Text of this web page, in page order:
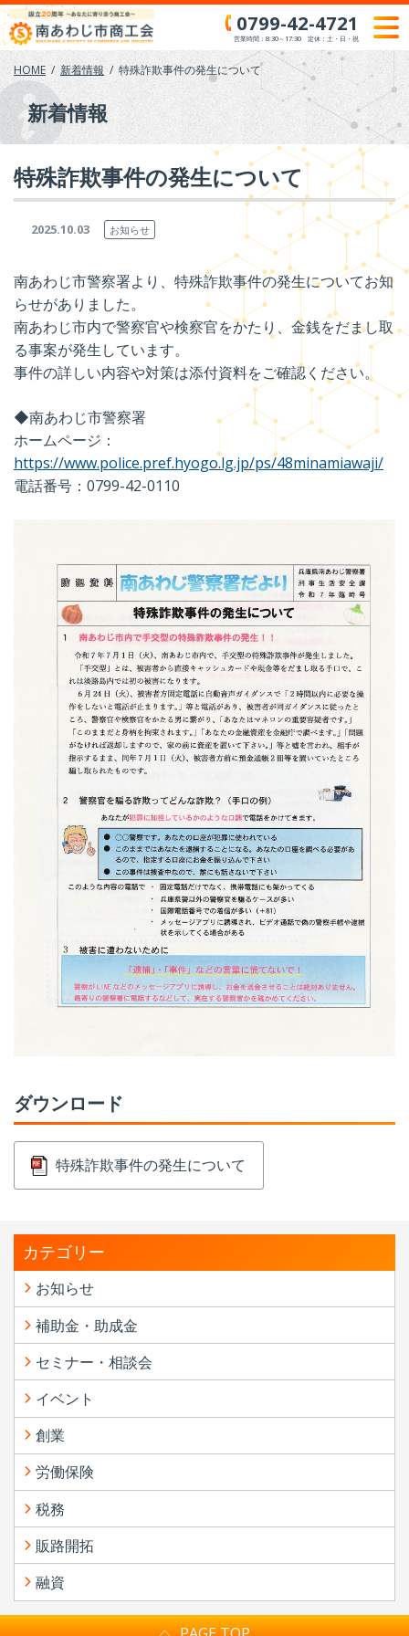
Skip
to
content
0799-42-4721
営業時間：8:30～17:30 定休：土・日・祝
HOME 新着情報 特殊詐欺事件の発生について
新着情報
特殊詐欺事件の発生について
2025.10.03 お知らせ
南あわじ市警察署より、特殊詐欺事件の発生についてお知
らせがありました。
南あわじ市内で警察官や検察官をかたり、金銭をだまし取
る事案が発生しています。
事件の詳しい内容や対策は添付資料をご確認ください。
◆南あわじ市警察署
ホームページ：
https://www.police.pref.hyogo.lg.jp/ps/48minamiawaji/
電話番号：0799-42-0110
ダウンロード
特殊詐欺事件の発生について
カテゴリー
お知らせ
補助金・助成金
セミナー・相談会
イベント
創業
労働保険
税務
販路開拓
融資